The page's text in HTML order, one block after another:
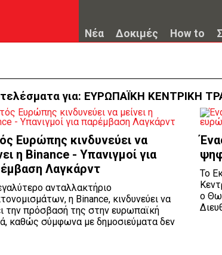
Νέα Δοκιμές How to
για: ΕΥΡΩΠΑΪΚΗ ΚΕΝΤΡΙΚΗ
Ευρώπης κινδυνεύει να
η Binance - Υπανιγμοί για
Λαγκάρντ
ανταλλακτήριο
η Binance, κινδυνεύει να
την πρόσβασή της στην ευρωπαϊκή
καθώς σύμφωνα με δημοσιεύματα δεν
Το
ο